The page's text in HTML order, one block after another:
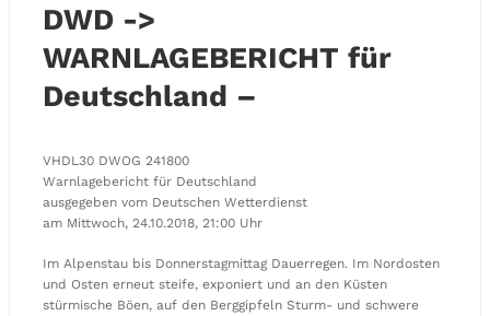
DWD ->
WARNLAGEBERICHT für
Deutschland –
VHDL30 DWOG 241800
Warnlagebericht für Deutschland
ausgegeben vom Deutschen Wetterdienst
am Mittwoch, 24.10.2018, 21:00 Uhr
Im Alpenstau bis Donnerstagmittag Dauerregen. Im Nordosten
und Osten erneut steife, exponiert und an den Küsten
stürmische Böen, auf den Berggipfeln Sturm- und schwere